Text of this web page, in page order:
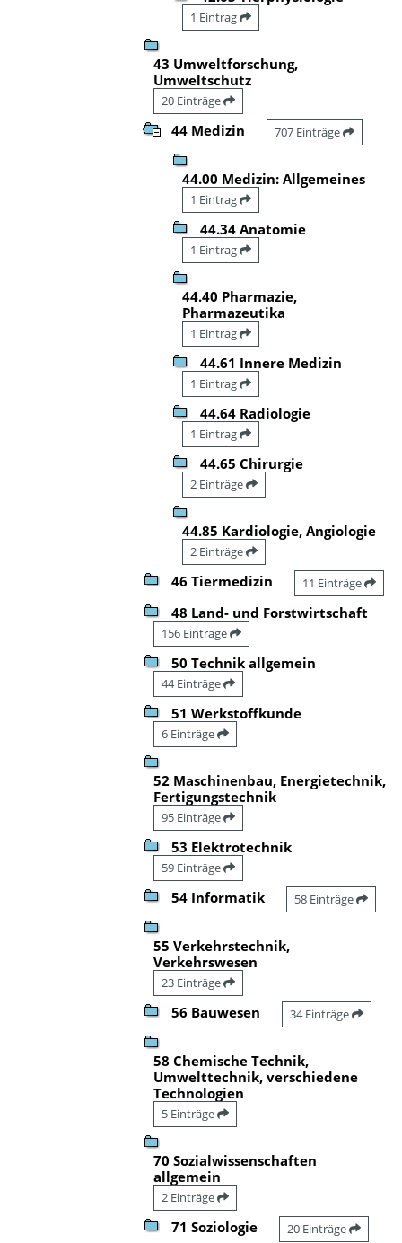
1 Eintrag
43 Umweltforschung,
Umweltschutz
20 Einträge
44 Medizin 707 Einträge
44.00 Medizin: Allgemeines
1 Eintrag
44.34 Anatomie
1 Eintrag
44.40 Pharmazie,
Pharmazeutika
1 Eintrag
44.61 Innere Medizin
1 Eintrag
44.64 Radiologie
1 Eintrag
44.65 Chirurgie
2 Einträge
44.85 Kardiologie, Angiologie
2 Einträge
46 Tiermedizin 11 Einträge
48 Land- und Forstwirtschaft
156 Einträge
50 Technik allgemein
44 Einträge
51 Werkstoffkunde
6 Einträge
52 Maschinenbau, Energietechnik,
Fertigungstechnik
95 Einträge
53 Elektrotechnik
59 Einträge
54 Informatik 58 Einträge
55 Verkehrstechnik,
Verkehrswesen
23 Einträge
56 Bauwesen 34 Einträge
58 Chemische Technik,
Umwelttechnik, verschiedene
Technologien
5 Einträge
70 Sozialwissenschaften
allgemein
2 Einträge
71 Soziologie 20 Einträge